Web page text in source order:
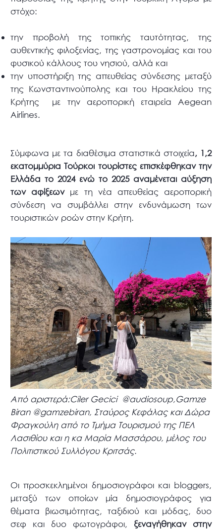
στόχο:
την προβολή της τοπικής ταυτότητας, της
αυθεντικής φιλοξενίας, της γαστρονομίας και του
φυσικού κάλλους του νησιού, αλλά και
την υποστήριξη της απευθείας σύνδεσης μεταξύ
της Κωνσταντινούπολης και του Ηρακλείου της
Κρήτης με την αεροπορική εταιρεία Aegean
Airlines.
Σύμφωνα με τα διαθέσιμα στατιστικά στοιχεία, 1,2
εκατομμύρια Τούρκοι τουρίστες επισκέφθηκαν την
Ελλάδα το 2024 ενώ το 2025 αναμένεται αύξηση
των αφίξεωνμε τη νέα απευθείας αεροπορική
σύνδεση να συμβάλλει στην ενδυνάμωση των
τουριστικών ροών στην Κρήτη.
Από αριστερά:Ciler Gecici @audiosoup,Gamze
Biran @gamzebiran, Σταύρος Κεφάλας και Δώρα
Φραγκούλη από το Τμήμα Τουρισμού της ΠΕΛ
Λασιθίου και η κα Μαρία Μασσάρου, μέλος του
Πολιτιστικού Συλλόγου Κριτσάς.
Οι προσκεκλημένοι δημοσιογράφοι και bloggers,
μεταξύ των οποίων μία δημοσιογράφος για
θέματα βιωσιμότητας, ταξιδιού και μόδας, δυο
σεφ και δυο φωτογράφοι, ξεναγήθηκαν στην